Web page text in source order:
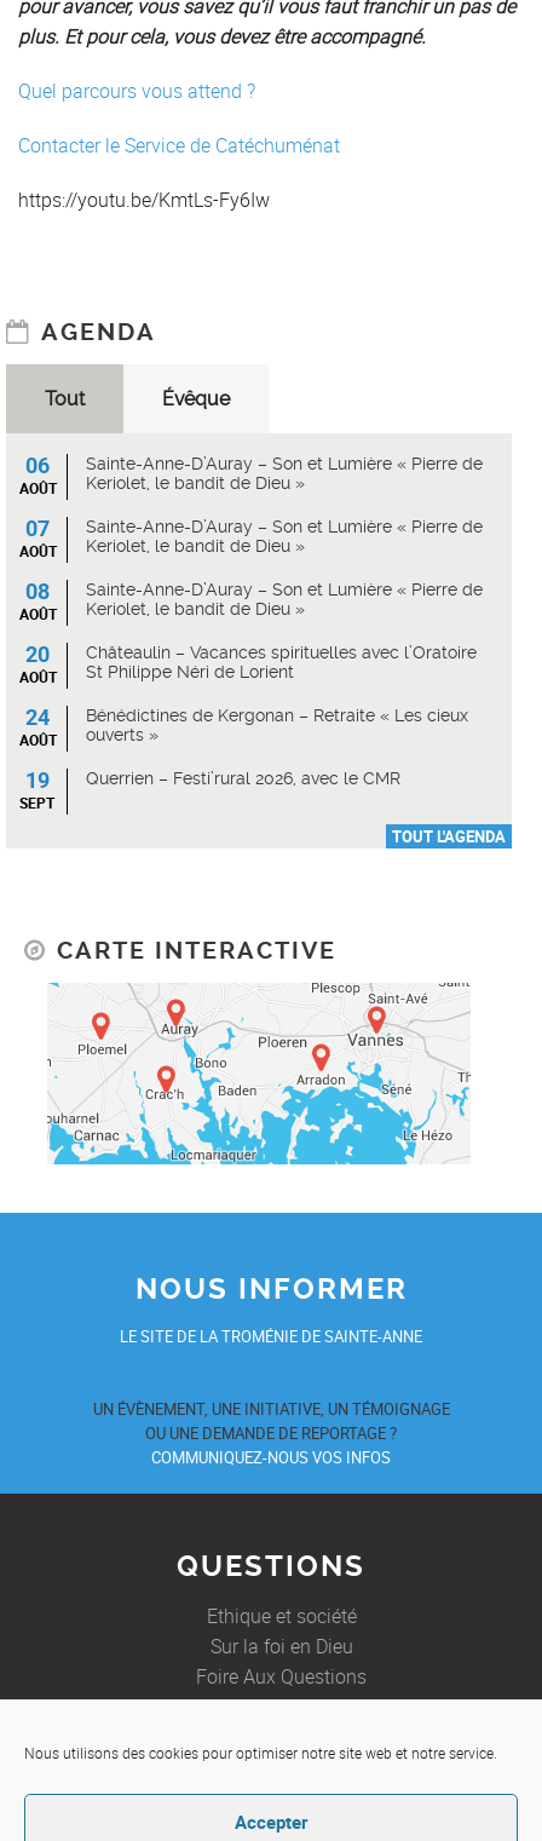
Nous utilisons des cookies pour optimiser notre site web et notre service.
Accepter
pour avancer, vous savez qu’il vous faut franchir un pas de
plus. Et pour cela, vous devez être accompagné.
Quel parcours vous attend ?
Contacter le Service de Catéchuménat
https://youtu.be/KmtLs-Fy6Iw
AGENDA
Tout Évêque
06
AOÛT
Sainte-Anne-D’Auray – Son et Lumière « Pierre de
Keriolet, le bandit de Dieu »
07
AOÛT
Sainte-Anne-D’Auray – Son et Lumière « Pierre de
Keriolet, le bandit de Dieu »
08
AOÛT
Sainte-Anne-D’Auray – Son et Lumière « Pierre de
Keriolet, le bandit de Dieu »
20
AOÛT
Châteaulin – Vacances spirituelles avec l’Oratoire
St Philippe Néri de Lorient
24
AOÛT
Bénédictines de Kergonan – Retraite « Les cieux
ouverts »
19
SEPT
Querrien – Festi’rural 2026, avec le CMR
TOUT L'AGENDA
CARTE INTERACTIVE
NOUS INFORMER
LE SITE DE LA TROMÉNIE DE SAINTE-ANNE
UN ÉVÈNEMENT, UNE INITIATIVE, UN TÉMOIGNAGE
OU UNE DEMANDE DE REPORTAGE ?
COMMUNIQUEZ-NOUS VOS INFOS
QUESTIONS
Ethique et société
Sur la foi en Dieu
Foire Aux Questions
JE SOUHAITE